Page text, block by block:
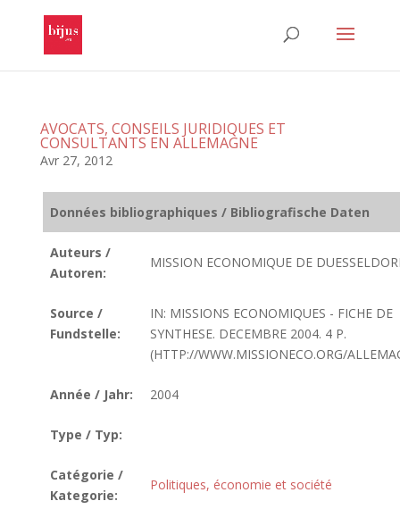
AVOCATS, CONSEILS JURIDIQUES ET
CONSULTANTS EN ALLEMAGNE
Avr 27, 2012
Données bibliographiques / Bibliografische Daten
Auteurs /
Autoren:
MISSION ECONOMIQUE DE
Source /
Fundstelle:
IN: MISSIONS ECONOMIQUES - FICHE DE
SYNTHESE. DECEMBRE 2004. 4 P.
(HTTP://WWW.MISSIONECO.ORG/
Année / Jahr: 2004
Type / Typ:
Catégorie /
Kategorie:
Politiques, économie et société